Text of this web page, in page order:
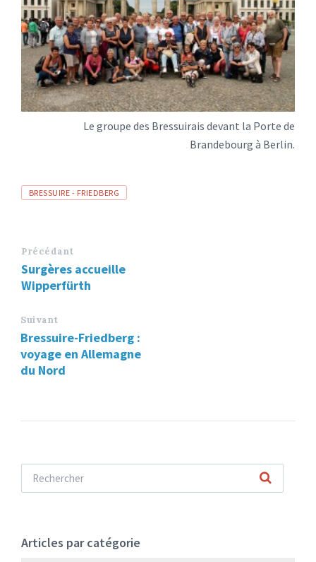
Le groupe des Bressuirais devant la Porte de
Brandebourg à Berlin.
Tags
BRESSUIRE - FRIEDBERG
Précédant
Surgères accueille
Wipperfürth
Suivant
Bressuire-Friedberg :
voyage en Allemagne
du Nord
Articles par catégorie